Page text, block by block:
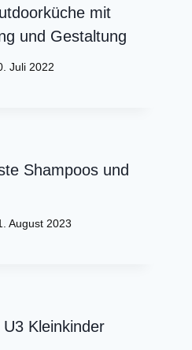
mit
und Gestaltung
Juli 2022
Shampoos und
August 2023
Kleinkinder